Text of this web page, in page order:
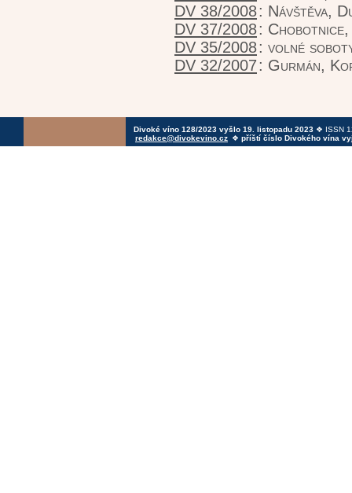
DV 38/2008: Návštěva,
DV 37/2008:
DV 35/2008: volné
DV 32/2007: Gurmán,
Divoké víno 128/2023 vyšlo 19. listopadu 2023 ❖ ISSN
redakce@divokevino.cz ❖ příští číslo Divokého vína